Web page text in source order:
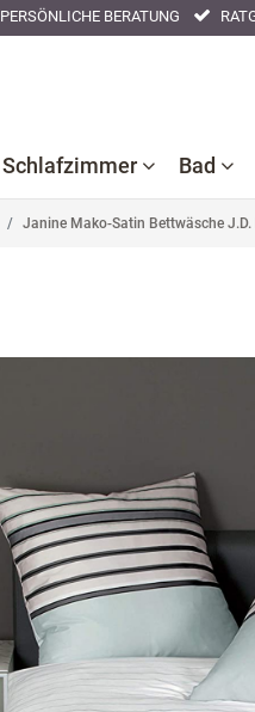
PERSÖNLICHE BERATUNG
Schlafzimmer Bad
Janine Mako-Satin Bettwäsche